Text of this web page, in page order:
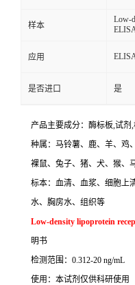
样本
Low-
应用
是否进口 是
产品主要成分：酶标板,试剂 ,
种属：马铃薯、鹿、羊、鸡
裸鼠、兔子、猪、犬、猴、
标本：血清、血浆、细胞上
水、胸房水、组织等
Low-density lipoprotein
明书
检测范围： 0.312-20 ng/mL
使用：本试剂仅供科研使用